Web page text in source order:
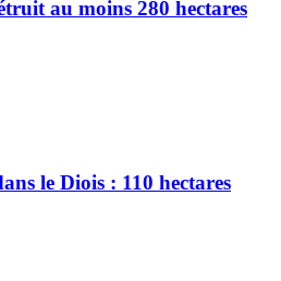
au moins 280 hectares
le Diois : 110 hectares